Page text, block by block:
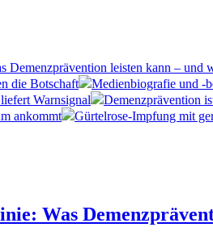
Demenzprävention leisten kann – und
die Botschaft
Medienbiografie und -
Warnsignal
Demenzprävention
ankommt
Gürtelrose-Impfung mit
Was